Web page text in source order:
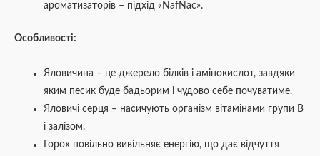
ароматизаторів – підхід «NafNac».
Особливості:
Яловичина – це джерело білків і амінокислот, завдяки
яким песик буде бадьорим і чудово себе почуватиме.
Яловичі серця – насичують організм вітамінами групи В
і залізом.
Горох повільно вивільняє енергію, що дає відчуття